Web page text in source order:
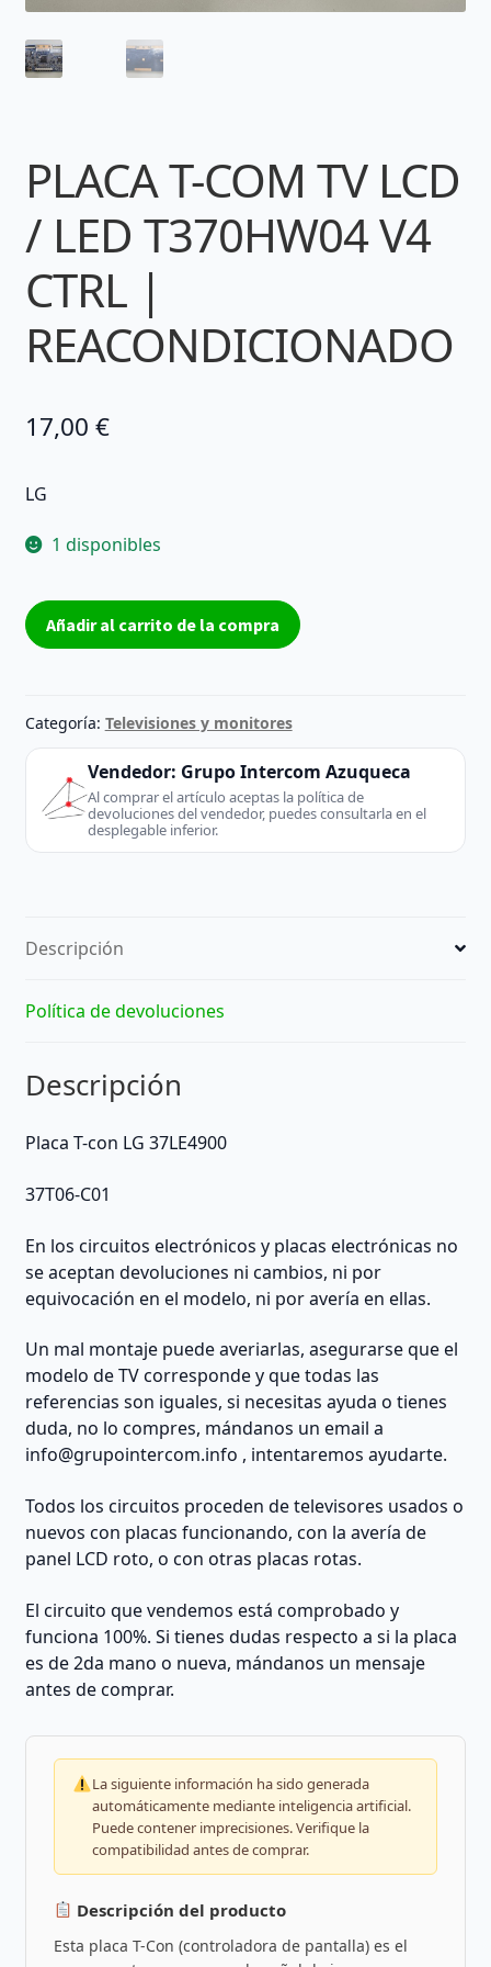
PLACA T-COM TV LCD
/ LED T370HW04 V4
CTRL |
REACONDICIONADO
17,00 €
LG
1 disponibles
PLACA
T-
LCD
T370HW04
CTRL
Añadir al carrito de la compra
Categoría: Televisiones y monitores
Vendedor: Grupo Intercom Azuqueca
Al comprar el artículo aceptas la política de
devoluciones del vendedor, puedes consultarla en el
desplegable inferior.
Descripción
Política de devoluciones
Descripción
Placa T-con LG 37LE4900
37T06-C01
En los circuitos electrónicos y placas electrónicas no
se aceptan devoluciones ni cambios, ni por
equivocación en el modelo, ni por avería en ellas.
Un mal montaje puede averiarlas, asegurarse que el
modelo de TV corresponde y que todas las
referencias son iguales, si necesitas ayuda o tienes
duda, no lo compres, mándanos un email a
info@grupointercom.info , intentaremos ayudarte.
Todos los circuitos proceden de televisores usados o
nuevos con placas funcionando, con la avería de
panel LCD roto, o con otras placas rotas.
El circuito que vendemos está comprobado y
funciona 100%. Si tienes dudas respecto a si la placa
es de 2da mano o nueva, mándanos un mensaje
antes de comprar.
La siguiente información ha sido generada
automáticamente mediante inteligencia artificial.
Puede contener imprecisiones. Verifique la
compatibilidad antes de comprar.
Descripción del producto
Esta placa T-Con (controladora de pantalla) es el